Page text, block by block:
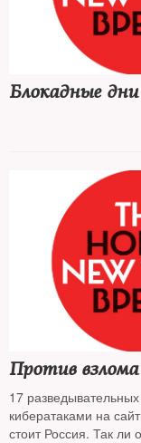
Блокадные дни
Против
17
кибератаками на
стоит Россия. Так ли